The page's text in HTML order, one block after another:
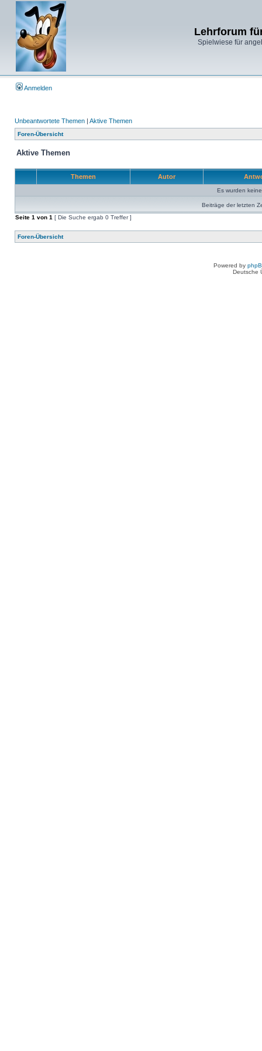
Lehrforum
Spielwiese für
Anmelden
Unbeantwortete Themen | Aktive Themen
Foren-Übersicht
Aktive Themen
Themen Autor
Es wurden
Beiträge der letzten
Seite 1 von 1 [ Die Suche ergab 0 Treffer ]
Foren-Übersicht
Powered by
Deutsche